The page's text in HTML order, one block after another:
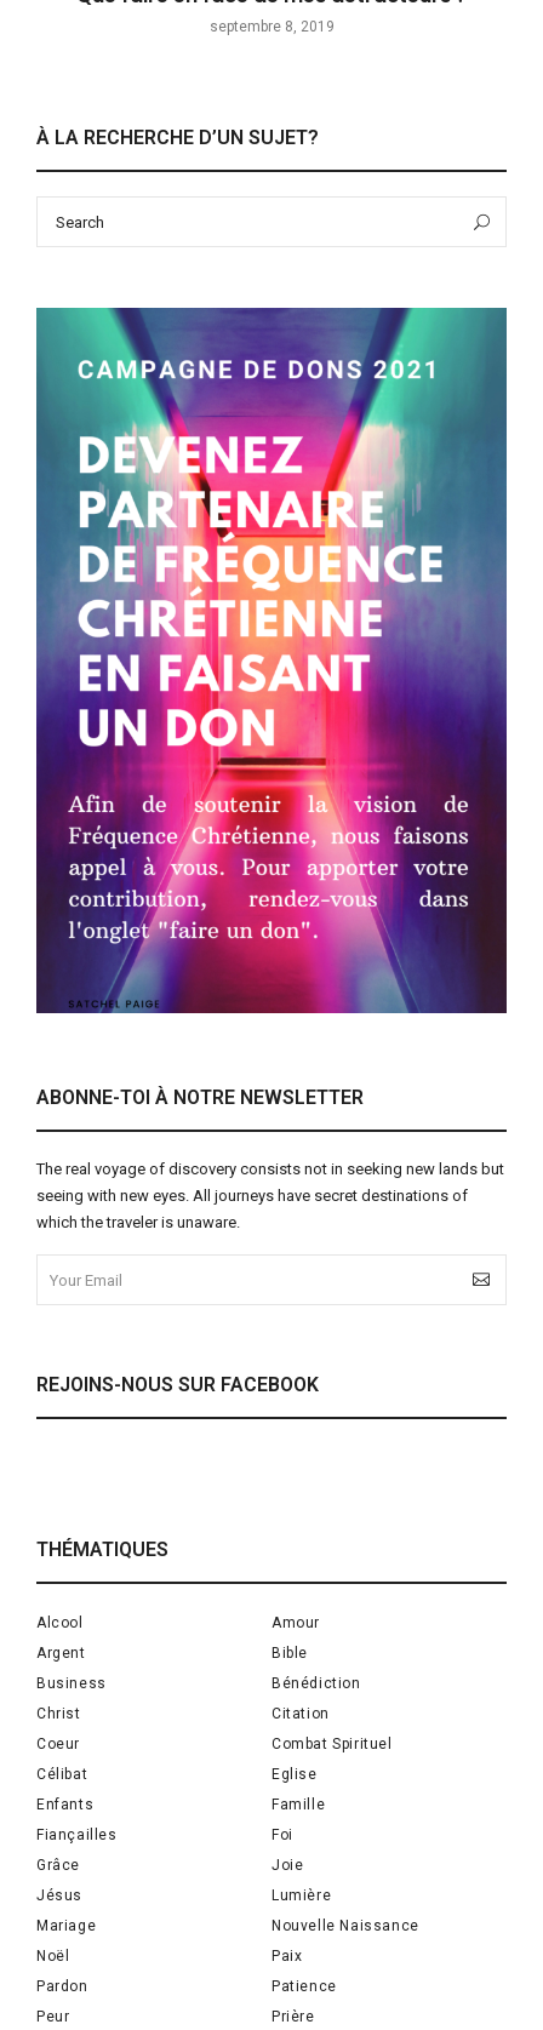
septembre 8, 2019
À LA RECHERCHE D’UN SUJET?
ABONNE-TOI À NOTRE NEWSLETTER
The real voyage of discovery consists not in seeking new lands but
seeing with new eyes. All journeys have secret destinations of
which the traveler is unaware.
REJOINS-NOUS SUR FACEBOOK
THÉMATIQUES
Alcool
Amour
Argent
Bible
Business
Bénédiction
Christ
Citation
Coeur
Combat Spirituel
Célibat
Eglise
Enfants
Famille
Fiançailles
Foi
Grâce
Joie
Jésus
Lumière
Mariage
Nouvelle Naissance
Noël
Paix
Pardon
Patience
Peur
Prière